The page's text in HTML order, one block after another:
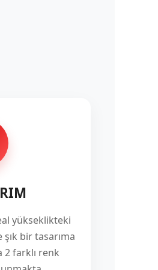
yükseklikteki
şık bir tasarıma
2 farklı renk